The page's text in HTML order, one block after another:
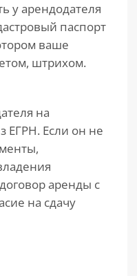
у арендодателя
паспорт
ваше
штрихом.
на
ЕГРН. Если он не
аренды с
на сдачу